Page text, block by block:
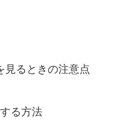
見るときの注意点
る方法